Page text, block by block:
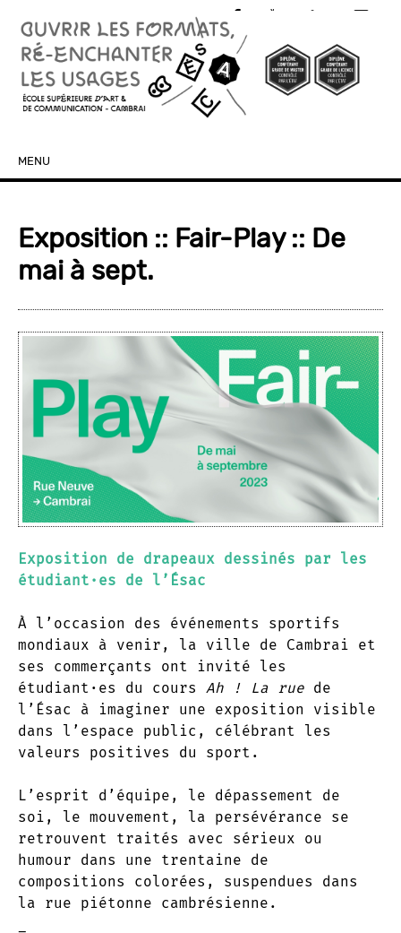
MENU
Exposition :: Fair-Play :: De
mai à sept.
Exposition de drapeaux dessinés par les
étudiant·es de l’Ésac
À l’occasion des événements sportifs
mondiaux à venir, la ville de Cambrai et
ses commerçants ont invité les
étudiant·es du cours Ah ! La rue de
l’Ésac à imaginer une exposition visible
dans l’espace public, célébrant les
valeurs positives du sport.
L’esprit d’équipe, le dépassement de
soi, le mouvement, la persévérance se
retrouvent traités avec sérieux ou
humour dans une trentaine de
compositions colorées, suspendues dans
la rue piétonne cambrésienne.